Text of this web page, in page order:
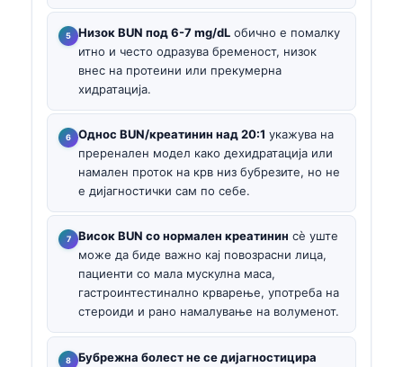
Низок BUN под 6-7 mg/dL обично е помалку
итно и често одразува бременост, низок
внес на протеини или прекумерна
хидратација.
Однос BUN/креатинин над 20:1 укажува на
преренален модел како дехидратација или
намален проток на крв низ бубрезите, но не
е дијагностички сам по себе.
Висок BUN со нормален креатинин сè уште
може да биде важно кај повозрасни лица,
пациенти со мала мускулна маса,
гастроинтестинално крварење, употреба на
стероиди и рано намалување на волуменот.
Бубрежна болест не се дијагностицира